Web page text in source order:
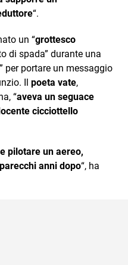
“.
un “grottesco
di spada” durante una
per portare un messaggio
Il poeta vate,
“aveva un seguace
cicciottello
pilotare un aereo,
anni dopo“, ha